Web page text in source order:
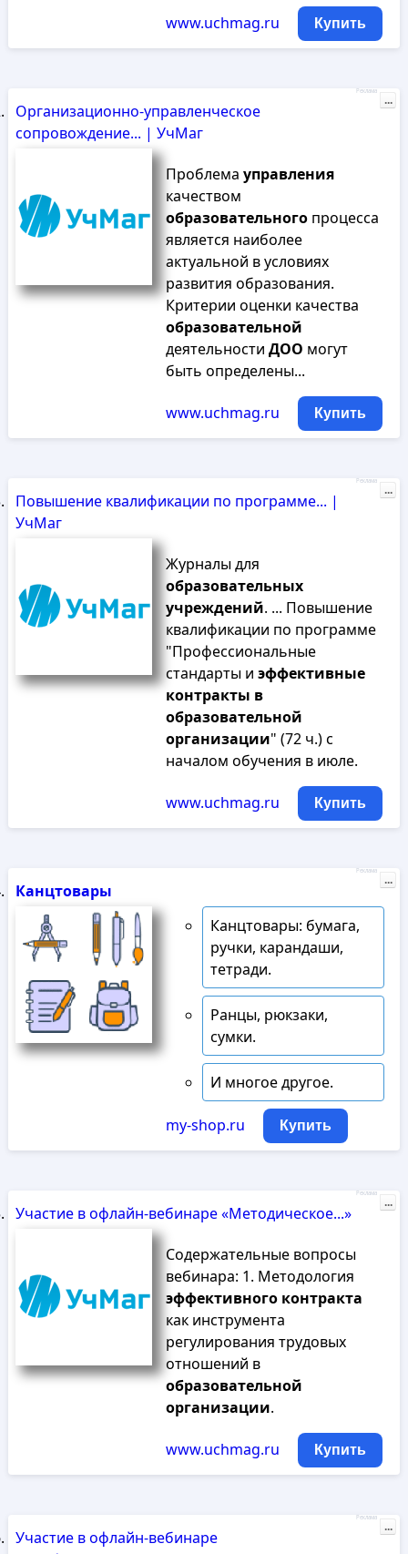
www.uchmag.ru Купить
Организационно-управленческое
сопровождение... | УчМаг
Проблема управления
качеством
образовательногопроцесса
является наиболее
актуальной в условиях
развития образования.
Критерии оценки качества
образовательной
деятельности ДОО могут
быть определены...
www.uchmag.ru Купить
Реклама
...
Повышение квалификации по программе... |
УчМаг
Журналы для
образовательных
учреждений. ... Повышение
квалификации по программе
"Профессиональные
стандарты и эффективные
контракты в
образовательной
организации" (72 ч.) с
началом обучения в июле.
www.uchmag.ru Купить
Реклама
...
Канцтовары
Канцтовары: бумага,
ручки, карандаши,
тетради.
Ранцы, рюкзаки,
сумки.
И многое другое.
my-shop.ru Купить
Реклама
...
Участие в офлайн-вебинаре «Методическое...»
Содержательные вопросы
вебинара: 1. Методология
эффективного контракта
как инструмента
регулирования трудовых
отношений в
образовательной
организации.
www.uchmag.ru Купить
Реклама
...
Участие в офлайн-вебинаре
Реклама
...